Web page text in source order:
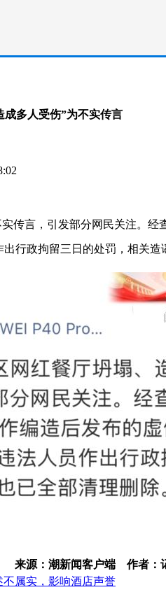
成多人受伤”为不实传言
传言，引发部分网民关注。经
行政拘留三日的处罚，相关造
来源：潮新闻客户端 作者
属实，影响酒店声誉